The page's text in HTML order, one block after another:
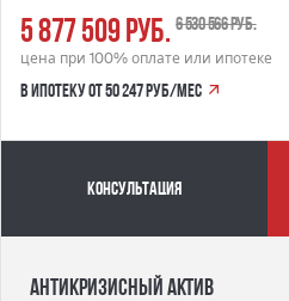
5 877 509 руб. 6 530 566 руб.
цена при 100% оплате или ипотеке
в ипотеку от 50 247 руб/мес
Консультация
Антикризисный актив